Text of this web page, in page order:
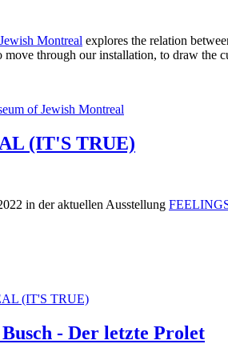
Montreal explores the relation
through our installation, to draw the
of Jewish Montreal
(IT'S TRUE)
in der aktuellen Ausstellung
(IT'S TRUE)
- Der letzte Prolet